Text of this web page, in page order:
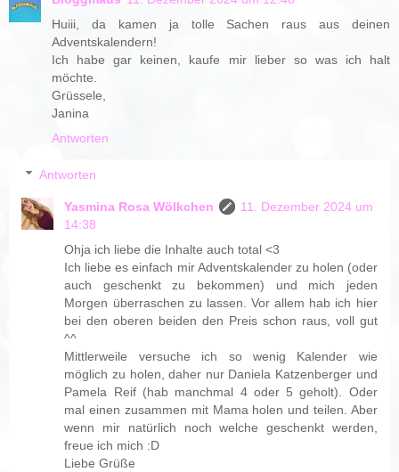
Huiii, da kamen ja tolle Sachen raus aus deinen
Adventskalendern!
Ich habe gar keinen, kaufe mir lieber so was ich halt
möchte.
Grüssele,
Janina
Antworten
Antworten
Yasmina Rosa Wölkchen
11. Dezember 2024 um
14:38
Ohja ich liebe die Inhalte auch total <3
Ich liebe es einfach mir Adventskalender zu holen (oder
auch geschenkt zu bekommen) und mich jeden
Morgen überraschen zu lassen. Vor allem hab ich hier
bei den oberen beiden den Preis schon raus, voll gut
^^
Mittlerweile versuche ich so wenig Kalender wie
möglich zu holen, daher nur Daniela Katzenberger und
Pamela Reif (hab manchmal 4 oder 5 geholt). Oder
mal einen zusammen mit Mama holen und teilen. Aber
wenn mir natürlich noch welche geschenkt werden,
freue ich mich :D
Liebe Grüße